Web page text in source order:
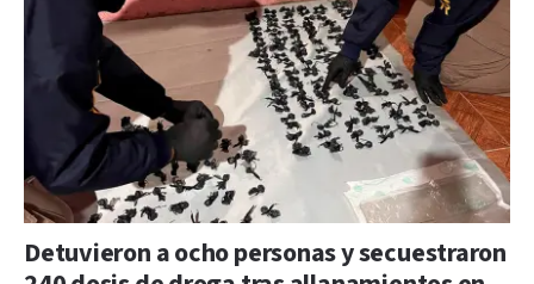
Detuvieron a ocho personas y secuestraron